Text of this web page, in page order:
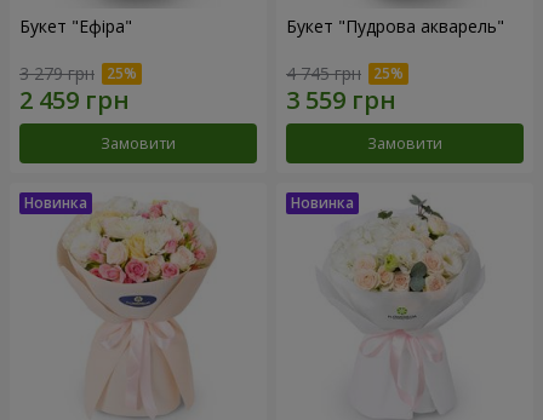
Букет "Ефіра"
3 279 грн
Замовити
Букет "Пудрова акварель"
4 745 грн
Замовити